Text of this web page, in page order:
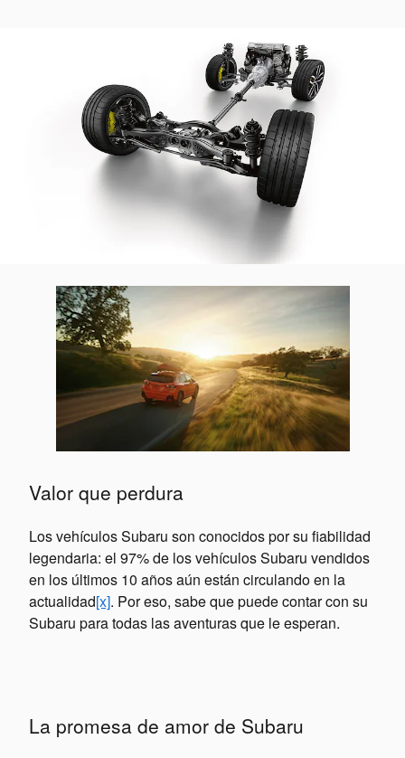
Valor que perdura
Los vehículos Subaru son conocidos por su fiabilidad
legendaria: el 97% de los vehículos Subaru vendidos
en los últimos 10 años aún están circulando en la
actualidad[x]. Por eso, sabe que puede contar con su
Subaru para todas las aventuras que le esperan.
La promesa de amor de Subaru